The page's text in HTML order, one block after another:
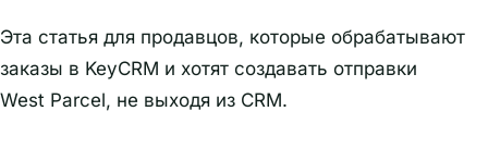
Эта статья для продавцов, которые обрабатывают
заказы в KeyCRM и хотят создавать отправки
West Parcel, не выходя из CRM.